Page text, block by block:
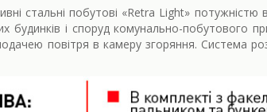
стальні побутові «Retra Light»
будинків і споруд комунально-побутового
повітря в камеру згоряння. Система